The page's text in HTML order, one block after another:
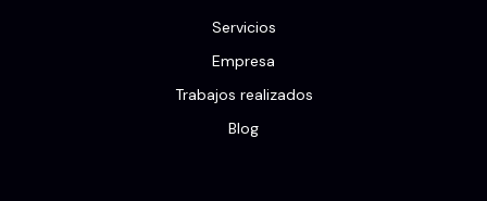
Servicios
Empresa
Trabajos realizados
Blog